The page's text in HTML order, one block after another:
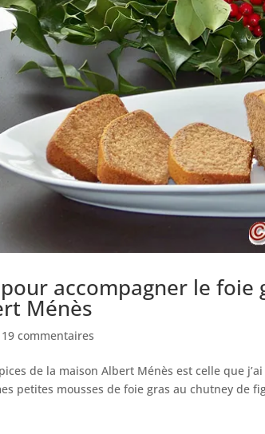
pour accompagner le foie
Ménès
19 commentaires
de la maison Albert Ménès est celle que
petites mousses de foie gras au chutney de